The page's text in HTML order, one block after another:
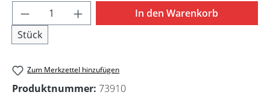
Produkt Anzahl: Gib den gewünschten
Stück
In den Warenkorb
Zum Merkzettel hinzufügen
Produktnummer: 73910